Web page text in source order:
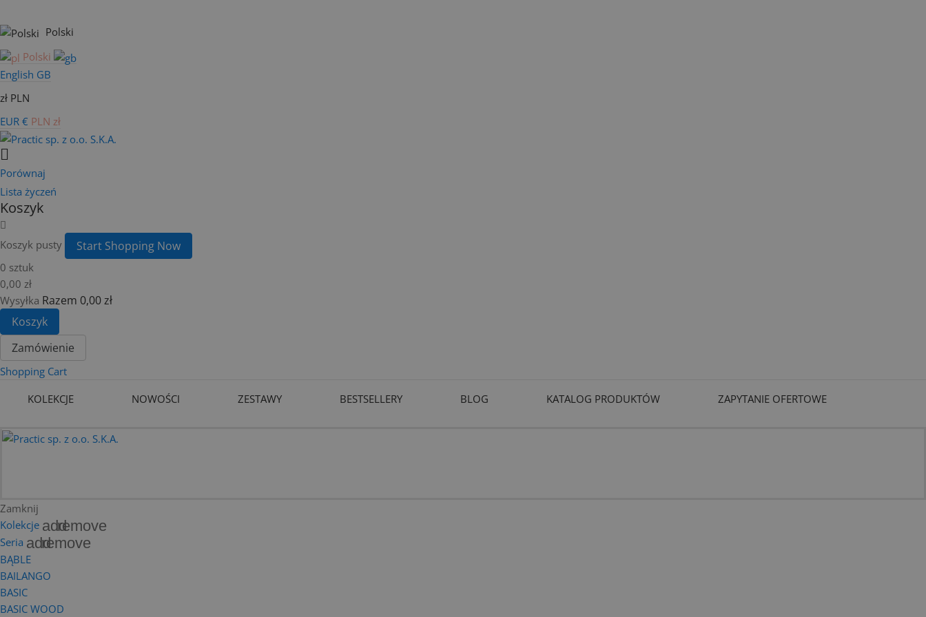
Polski
Polski
English GB
zł PLN
EUR € PLN zł
Porównaj
Lista życzeń
Koszyk
Koszyk pusty Start Shopping Now
0 sztuk
0,00 zł
Wysyłka Razem 0,00 zł
Koszyk
Zamówienie
Shopping Cart
KOLEKCJE
NOWOŚCI ZESTAWY BESTSELLERY BLOG KATALOG PRODUKTÓW ZAPYTANIE OFERTOWE
Zamknij
Kolekcje addremove
Seria addremove
BĄBLE
BAILANGO
BASIC
BASIC WOOD